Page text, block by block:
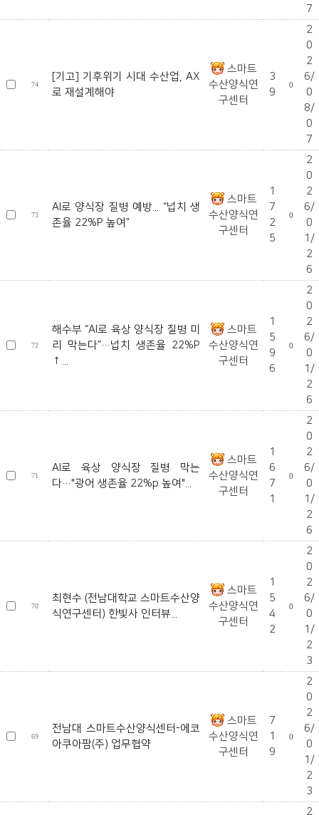
7
74
[기고] 기후위기 시대 수산업, AX
로 재설계해야
스마트
수산양식연
구센터
3
9
0
2
0
2
6/
0
8/
0
7
73
AI로 양식장 질병 예방... “넙치 생
존율 22%P 높여”
스마트
수산양식연
구센터
1
7
2
5
0
2
0
2
6/
0
1/
2
6
72
해수부 “AI로 육상 양식장 질병 미
리 막는다”…넙치 생존율 22%P
↑...
스마트
수산양식연
구센터
1
5
9
6
0
2
0
2
6/
0
1/
2
6
71
AI로 육상 양식장 질병 막는
다…"광어 생존율 22%p 높여"...
스마트
수산양식연
구센터
1
6
7
1
0
2
0
2
6/
0
1/
2
6
70
최현수 (전남대학교 스마트수산양
식연구센터) 한빛사 인터뷰...
스마트
수산양식연
구센터
1
5
4
2
0
2
0
2
6/
0
1/
2
3
69
전남대 스마트수산양식센터-에코
아쿠아팜(주) 업무협약
스마트
수산양식연
구센터
7
1
9
0
2
0
2
6/
0
1/
2
3
2